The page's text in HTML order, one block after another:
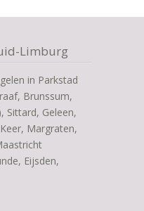
Limburg
in Parkstad
Brunssum,
Sittard, Geleen,
Margraten,
Eijsden,